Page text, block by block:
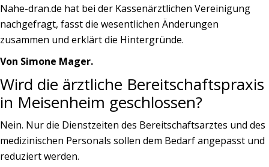
Nahe-dran.de hat bei der Kassenärztlichen Vereinigung
nachgefragt, fasst die wesentlichen Änderungen
zusammen und erklärt die Hintergründe.
Von Simone Mager.
Wird die ärztliche Bereitschaftspraxis
in Meisenheim geschlossen?
Nein. Nur die Dienstzeiten des Bereitschaftsarztes und des
medizinischen Personals sollen dem Bedarf angepasst und
reduziert werden.